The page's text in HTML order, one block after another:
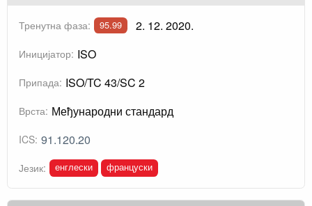
Тренутна фаза: 95.99 2. 12. 2020.
Иницијатор: ISO
Припада: ISO/TC 43/SC 2
Врста: Међународни стандард
ICS: 91.120.20
Језик: енглески француски